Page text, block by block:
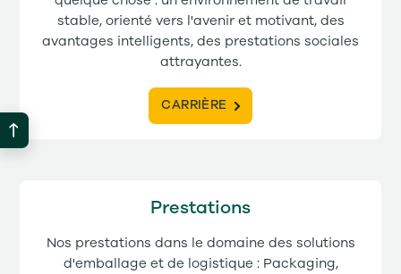
stable, orienté vers l'avenir et motivant, des
avantages intelligents, des prestations sociales
attrayantes.
CARRIÈRE
Prestations
Nos prestations dans le domaine des solutions
d'emballage et de logistique : Packaging,